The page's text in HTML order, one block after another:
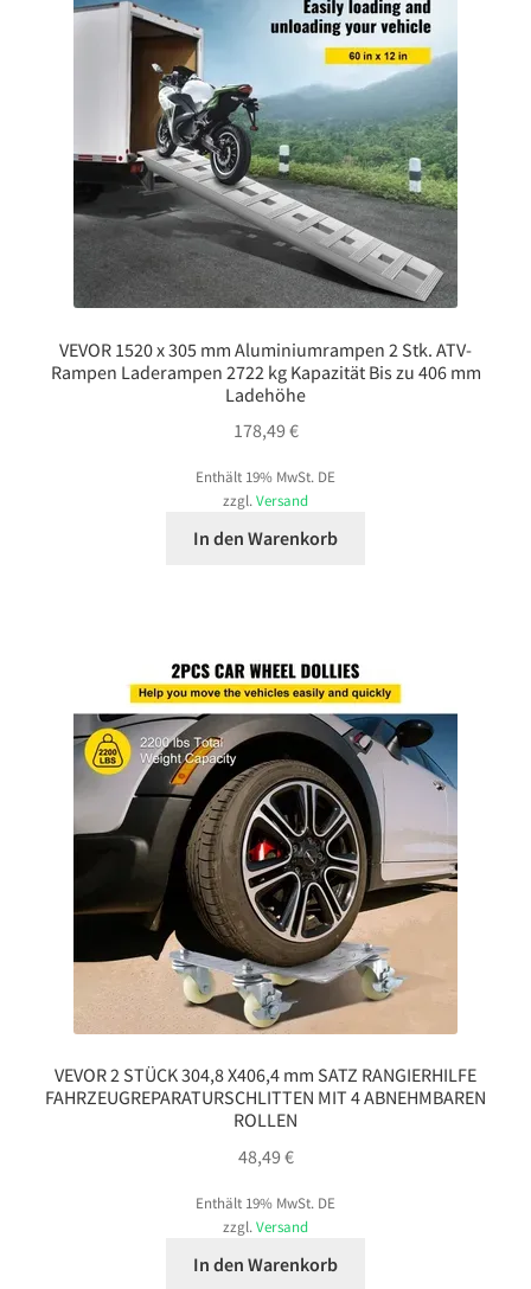
VEVOR 1520 x 305 mm Aluminiumrampen 2 Stk. ATV-
Rampen Laderampen 2722 kg Kapazität Bis zu 406 mm
Ladehöhe
178,49 €
Enthält 19% MwSt. DE
zzgl.Versand
In den Warenkorb
VEVOR 2 STÜCK 304,8 X406,4 mm SATZ RANGIERHILFE
FAHRZEUGREPARATURSCHLITTEN MIT 4 ABNEHMBAREN
ROLLEN
48,49 €
Enthält 19% MwSt. DE
zzgl. Versand
In den Warenkorb